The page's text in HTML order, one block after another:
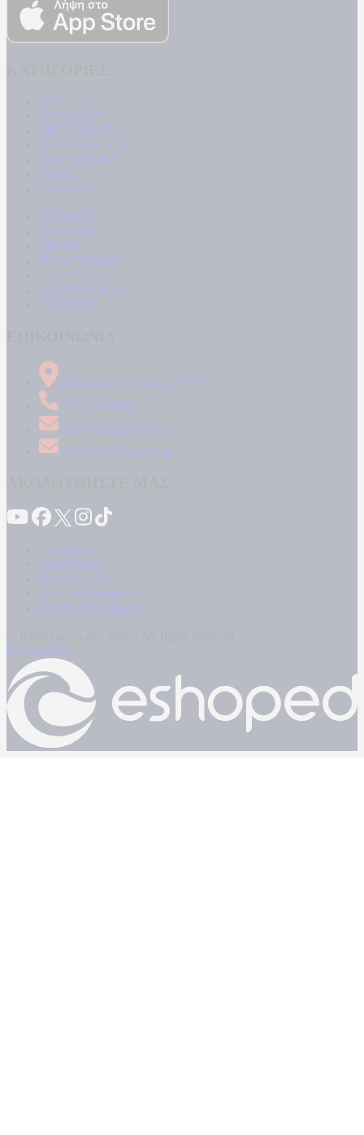
ΠΟΛΙΤΙΚΗ
ΚΟΙΝΩΝΙΑ
ΜΠΟΥΡΛΟΤΟ
ΠΑΡΑΠΟΛΙΤΙΚΑ
ΟΙΚΟΝΟΜΙΑ
ΥΓΕΙΑ
ΕΝΕΡΓΕΙΑ
ΚΟΣΜΟΣ
ΑΘΛΗΤΙΚΑ
MEDIA
ΠΟΛΙΤΙΣΜΟΣ
LIFESTYLE
ΤΕΧΝΟΛΟΓΙΑ
ΑΠΟΨΕΙΣ
Δήμητρος 31 Ταύρος, 177 78
210 34 89 000
info@kontranews.gr
news@kontranews.gr
Καταγγελίες
Επικοινωνία
Όροι Χρήσης
Πολιτική Απορρήτου
Κρατική Διαφήμιση
Powered by: